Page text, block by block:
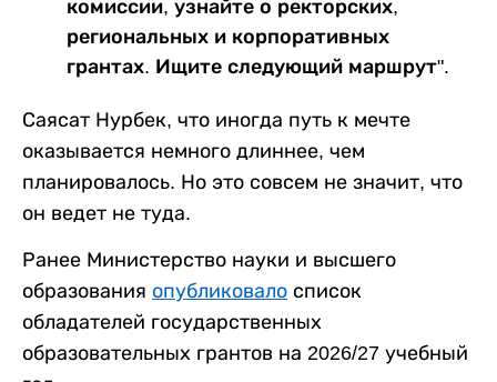
комиссии, узнайте о ректорских,
региональных и корпоративных
грантах. Ищите следующий маршрут".
Саясат Нурбек, что иногда путь к мечте
оказывается немного длиннее, чем
планировалось. Но это совсем не значит, что
он ведет не туда.
Ранее Министерство науки и высшего
образования опубликовало список
обладателей государственных
образовательных грантов на 2026/27 учебный